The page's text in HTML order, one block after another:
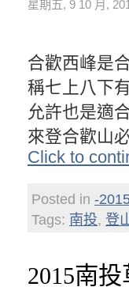
星期五, 9 10 月,
合歡西峰是
稱七上八下
允許也是適
來登合歡山
Click to
Posted in -
Tags: 南投, 登
2015南